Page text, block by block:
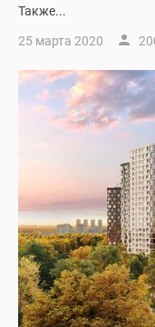
Коттеджные
поселки
лесу
Коттеджные
поселки
ипотеку
Бизнес-
центры
Коттеджи
Также...
25 марта 2020